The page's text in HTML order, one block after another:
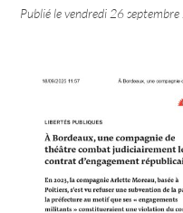
Publié levendredi 26